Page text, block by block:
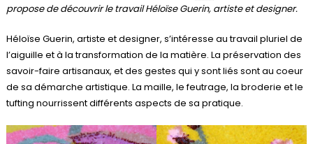
propose de découvrir le travail Héloïse Guerin, artiste et designer.
Héloïse Guerin, artiste et designer, s’intéresse au travail pluriel de
l’aiguille et à la transformation de la matière. La préservation des
savoir-faire artisanaux, et des gestes qui y sont liés sont au coeur
de sa démarche artistique. La maille, le feutrage, la broderie et le
tufting nourrissent différents aspects de sa pratique.